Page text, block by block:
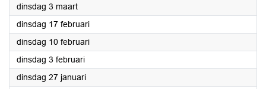
dinsdag 3 maart2026
dinsdag 17 februari2026
dinsdag 10 februari2026
dinsdag 3 februari2026
dinsdag 27 januari2026